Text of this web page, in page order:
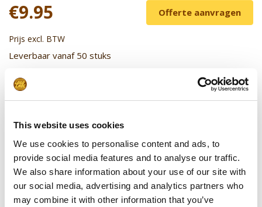
This website uses cookies
We use cookies to personalise content and ads, to
provide social media features and to analyse our traffic.
We also share information about your use of our site with
our social media, advertising and analytics partners who
may combine it with other information that you’ve
€9.95 Offerte aanvragen
Prijs excl. BTW
Leverbaar vanaf 50 stuks
Stel uw product samen
Upload uw logo/design
Leverdatum
Opmerkingen